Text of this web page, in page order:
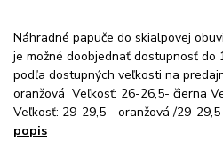
Náhradné papuče do skialpovej
je možné doobjednať dostupnosť
podľa dostupných veľkosti na
oranžová Veľkosť: 26-26,5- čierna
Veľkosť: 29-29,5 - oranžová /29-
popis